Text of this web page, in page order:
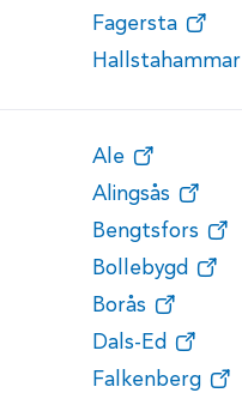
Fagersta
Hallstahammar
Ale
Alingsås
Bengtsfors
Bollebygd
Borås
Dals-Ed
Falkenberg